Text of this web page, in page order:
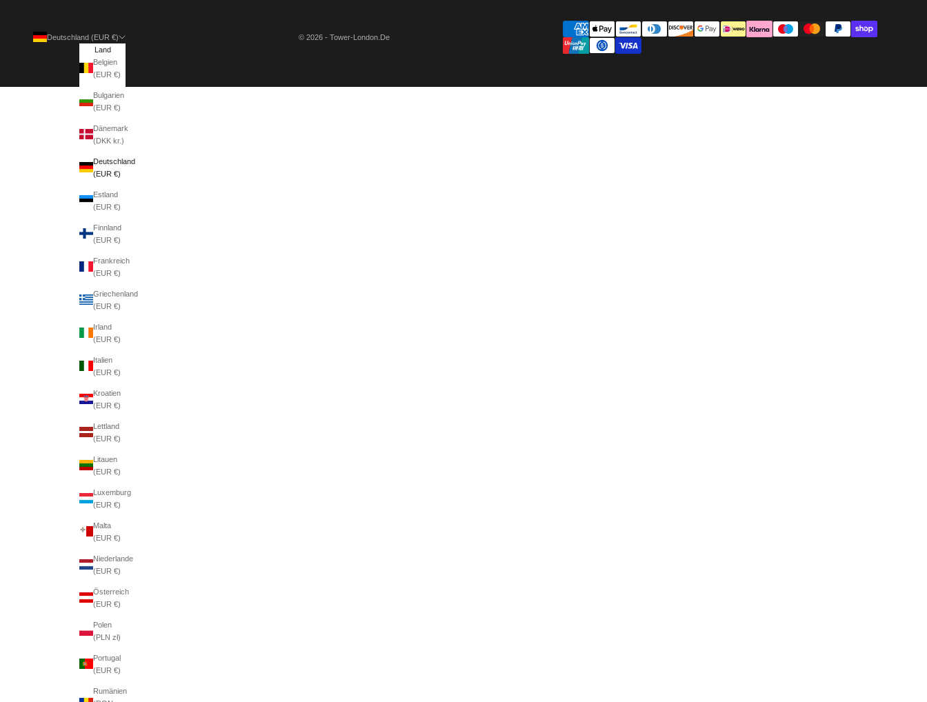
Deutschland (EUR €)
Land
Belgien
(EUR €)
Bulgarien
(EUR €)
Dänemark
(DKK kr.)
Deutschland
(EUR €)
Estland
(EUR €)
Finnland
(EUR €)
Frankreich
(EUR €)
Griechenland
(EUR €)
Irland
(EUR €)
Italien
(EUR €)
Kroatien
(EUR €)
Lettland
(EUR €)
Litauen
(EUR €)
Luxemburg
(EUR €)
Malta
(EUR €)
Niederlande
(EUR €)
Österreich
(EUR €)
Polen
(PLN zł)
Portugal
(EUR €)
Rumänien
© 2026 - Tower-London.De